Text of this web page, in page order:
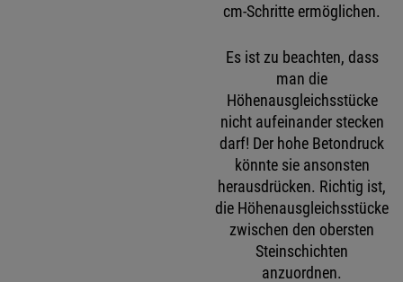
cm-Schritte ermöglichen.
Es ist zu beachten, dass
man die
Höhenausgleichsstücke
nicht aufeinander stecken
darf! Der hohe Betondruck
könnte sie ansonsten
herausdrücken. Richtig ist,
die Höhenausgleichsstücke
zwischen den obersten
Steinschichten
anzuordnen.